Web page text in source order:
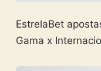
EstrelaBet
Gama x